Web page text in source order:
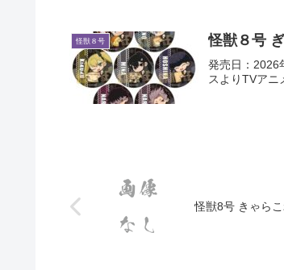
怪獣８号 怪獣８号
発売日：2026
スよりTVアニ
怪獣8号 きゃら